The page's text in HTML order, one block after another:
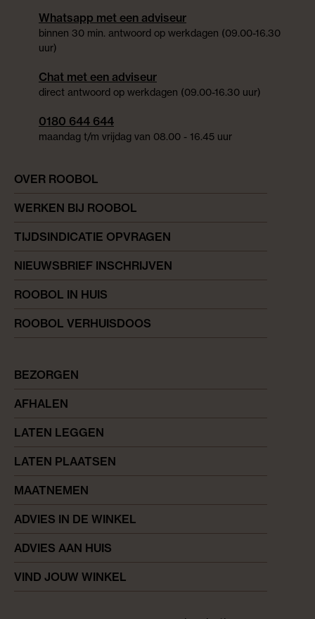
OVER ROOBOL
WERKEN BIJ ROOBOL
TIJDSINDICATIE OPVRAGEN
NIEUWSBRIEF INSCHRIJVEN
ROOBOL IN HUIS
ROOBOL VERHUISDOOS
BEZORGEN
AFHALEN
LATEN LEGGEN
LATEN PLAATSEN
MAATNEMEN
ADVIES IN DE WINKEL
ADVIES AAN HUIS
VIND JOUW WINKEL
Whatsapp met een adviseur
binnen 30 min. antwoord op werkdagen (09.00-16.30
uur)
Chat met een adviseur
direct antwoord op werkdagen (09.00-16.30 uur)
0180 644 644
maandag t/m vrijdag van 08.00 - 16.45 uur